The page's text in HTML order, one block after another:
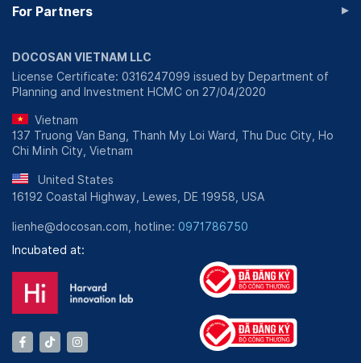
For Partners ▸
DOCOSAN VIETNAM LLC
License Certificate: 0316247099 issued by Department of
Planning and Investment HCMC on 27/04/2020
Vietnam
137 Truong Van Bang, Thanh My Loi Ward, Thu Duc City, Ho
Chi Minh City, Vietnam
United States
16192 Coastal Highway, Lewes, DE 19958, USA
lienhe@docosan.com, hotline: 0971786750
Incubated at: